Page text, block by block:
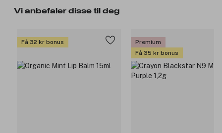
Vi anbefaler disse til deg
Få 32 kr bonus
Premium
Få 35 kr bonus